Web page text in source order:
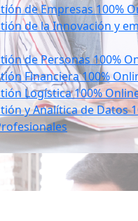
de Empresas 100%
de la Innovación y
de Personas 100%
Financiera 100%
Logística 100%
y Analítica de Datos